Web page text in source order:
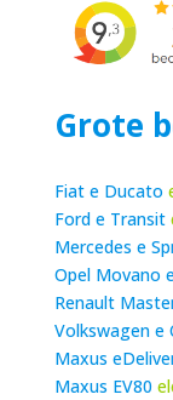
Grote
Fiat e Ducato
Ford e Transit
Mercedes e
Opel Movano
Renault
Volkswagen e
Maxus
Maxus EV80